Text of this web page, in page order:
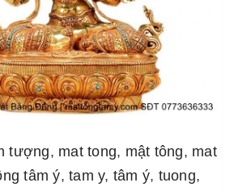
tượng, mat tong, mật tông, mat
tâm ý, tam y, tâm ý, tuong,